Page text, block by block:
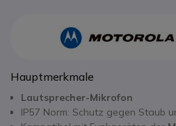
Hauptmerkmale
Lautsprecher-Mikrofon
IP57 Norm: Schutz gegen Staub